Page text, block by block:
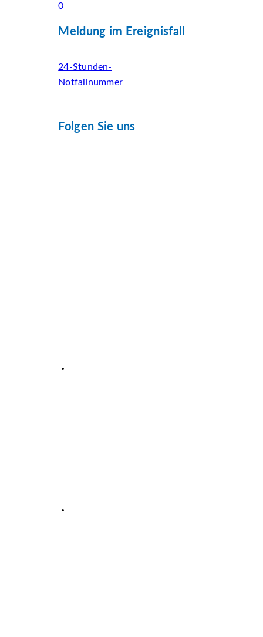
0
Meldung im Ereignisfall
24-Stunden-
Notfallnummer
Folgen Sie uns